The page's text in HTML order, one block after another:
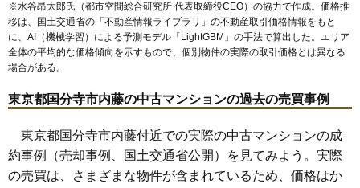
※水谷昂太郎氏（都市空間総合研究所 代表取締役CEO）の協力で作成。価格推
移は、国土交通省の「 不動産情報ライブラリ 」の不動産取引価格情報をもと
に、AI（機械学習）による予測モデル「LightGBM」の手法で算出した。エリア
全体の平均的な価格傾向を示すもので、個別物件の実際の取引価格とは異なる
場合がある。
東京都国分寺市内藤の中古マンションの過去の売買事例
東京都国分寺市内藤付近での実際の中古マンションの成
約事例（売却事例、国土交通省公開）を見てみよう。実際
の売買は、さまざまな物件が含まれているため、価格はか